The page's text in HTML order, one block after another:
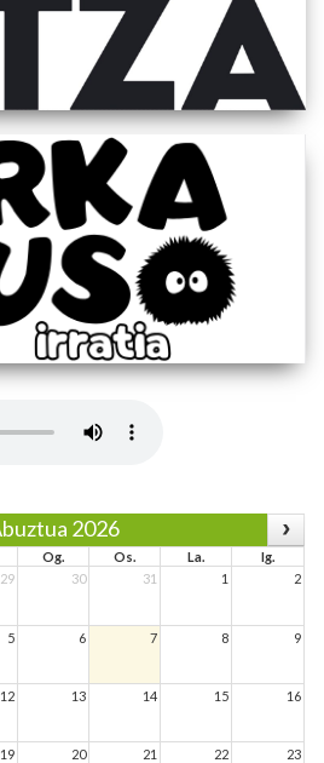
2026
Og. Os. La.
Ig.
29 30 31 1 2
5 6 7 8 9
12 13 14 15 16
19 20 21 22 23